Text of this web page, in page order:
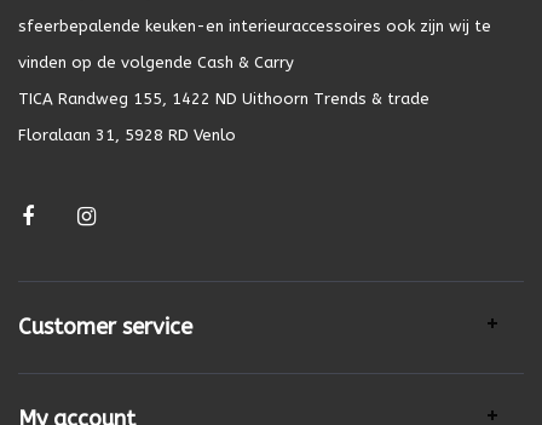
sfeerbepalende keuken-en interieuraccessoires ook zijn wij te
vinden op de volgende Cash & Carry
TICA Randweg 155, 1422 ND Uithoorn Trends & trade
Floralaan 31, 5928 RD Venlo
Customer service
My account